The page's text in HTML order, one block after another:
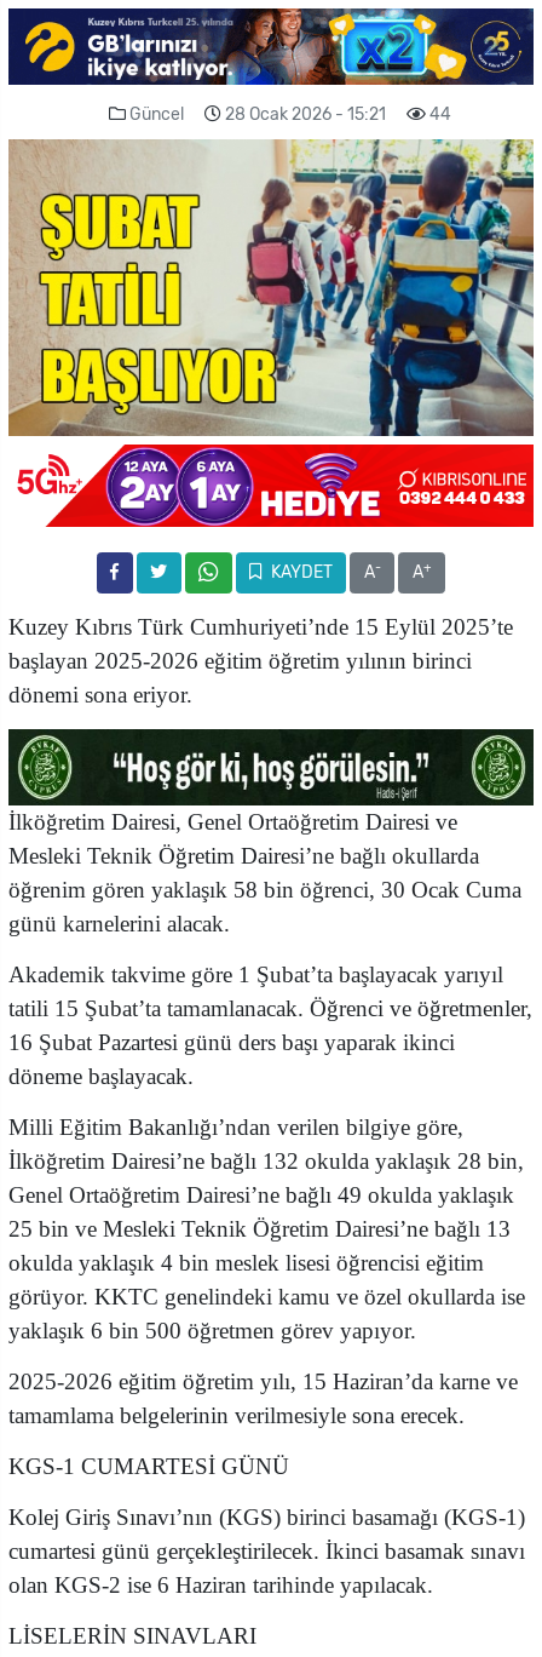
Güncel 28 Ocak 2026 - 15:21 44
KAYDET A- A+
Kuzey Kıbrıs Türk Cumhuriyeti’nde 15 Eylül 2025’te
başlayan 2025-2026 eğitim öğretim yılının birinci
dönemi sona eriyor.
İlköğretim Dairesi, Genel Ortaöğretim Dairesi ve
Mesleki Teknik Öğretim Dairesi’ne bağlı okullarda
öğrenim gören yaklaşık 58 bin öğrenci, 30 Ocak Cuma
günü karnelerini alacak.
Akademik takvime göre 1 Şubat’ta başlayacak yarıyıl
tatili 15 Şubat’ta tamamlanacak. Öğrenci ve öğretmenler,
16 Şubat Pazartesi günü ders başı yaparak ikinci
döneme başlayacak.
Milli Eğitim Bakanlığı’ndan verilen bilgiye göre,
İlköğretim Dairesi’ne bağlı 132 okulda yaklaşık 28 bin,
Genel Ortaöğretim Dairesi’ne bağlı 49 okulda yaklaşık
25 bin ve Mesleki Teknik Öğretim Dairesi’ne bağlı 13
okulda yaklaşık 4 bin meslek lisesi öğrencisi eğitim
görüyor. KKTC genelindeki kamu ve özel okullarda ise
yaklaşık 6 bin 500 öğretmen görev yapıyor.
2025-2026 eğitim öğretim yılı, 15 Haziran’da karne ve
tamamlama belgelerinin verilmesiyle sona erecek.
KGS-1 CUMARTESİ GÜNÜ
Kolej Giriş Sınavı’nın (KGS) birinci basamağı (KGS-1)
cumartesi günü gerçekleştirilecek. İkinci basamak sınavı
olan KGS-2 ise 6 Haziran tarihinde yapılacak.
LİSELERİN SINAVLARI